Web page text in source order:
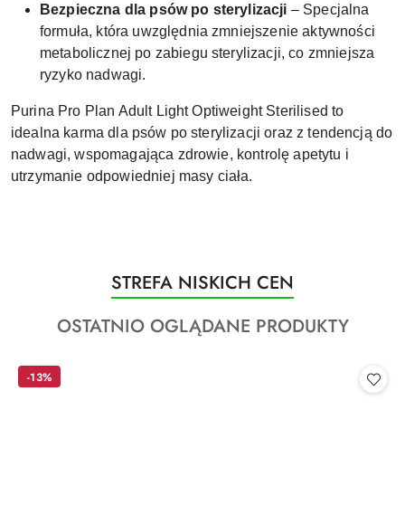
Bezpieczna dla psów po sterylizacji – Specjalna
formuła, która uwzględnia zmniejszenie aktywności
metabolicznej po zabiegu sterylizacji, co zmniejsza
ryzyko nadwagi.
Purina Pro Plan Adult Light Optiweight Sterilised to
idealna karma dla psów po sterylizacji oraz z tendencją do
nadwagi, wspomagająca zdrowie, kontrolę apetytu i
utrzymanie odpowiedniej masy ciała.
Pomiń karuzelę produktów
Produkty
o
statusie:
STREFA NISKICH CEN
Produkty
statusie:
OSTATNIO OGLĄDANE PRODUKTY
-13%